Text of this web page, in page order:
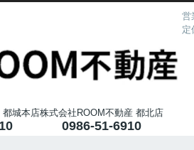
営
定
都城本店株式会社ROOM不動産 都北店
0986-51-6910